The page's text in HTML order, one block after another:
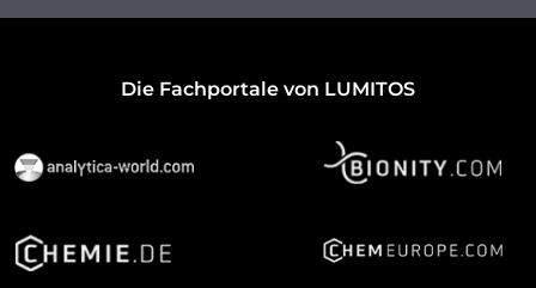
Die Fachportale von LUMITOS